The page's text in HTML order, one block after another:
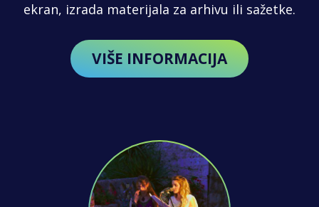
ekran, izrada materijala za arhivu ili sažetke.
VIŠE INFORMACIJA